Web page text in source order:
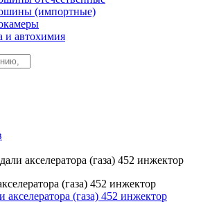
(импортные)
и автохимия
акселератора (газа) 452 инжектор
(газа) 452 инжектор